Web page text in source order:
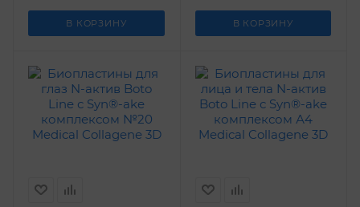
В КОРЗИНУ В КОРЗИНУ